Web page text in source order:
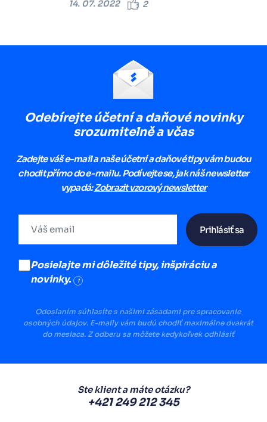
14. 07. 2022 2
Odebírejte účetní a daňové novinky
srozumitelně a včas
Zadejte váš e-mail a naše účetní a daňové tipy vám budou
chodit přímo do e-mailu. Podívejte se, jak náš newsletter
vypadá:Zobrazit vzorový newsletter
Prihlásiť sa
Posielajte mi dôležité tipy, inšpiráciu a
novinky.
i
Odoslaním súhlasíte s našimi zásadami pre spracovanie
osobných údajov. E-maily vám budú chodiť maximálne dvakrát
do mesiaca. Z odberu sa môžete kedykoľvek odhlásiť
Ste klient a máte otázku?
+421 249 212 345